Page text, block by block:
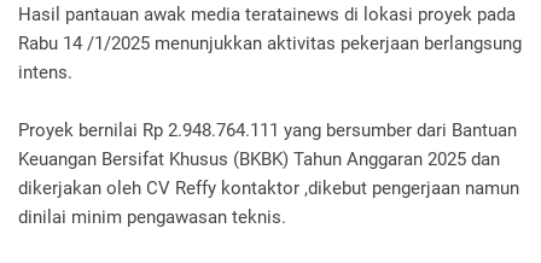
Hasil pantauan awak media teratainews di lokasi proyek pada
Rabu 14 /1/2025 menunjukkan aktivitas pekerjaan berlangsung
intens.
Proyek bernilai Rp 2.948.764.111 yang bersumber dari Bantuan
Keuangan Bersifat Khusus (BKBK) Tahun Anggaran 2025 dan
dikerjakan oleh CV Reffy kontaktor ,dikebut pengerjaan namun
dinilai minim pengawasan teknis.